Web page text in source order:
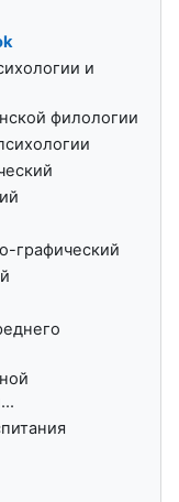
и
филологии
графический